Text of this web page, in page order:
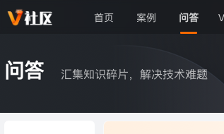
首页 案例 问答
问答 汇集知识碎片，解决技术难题